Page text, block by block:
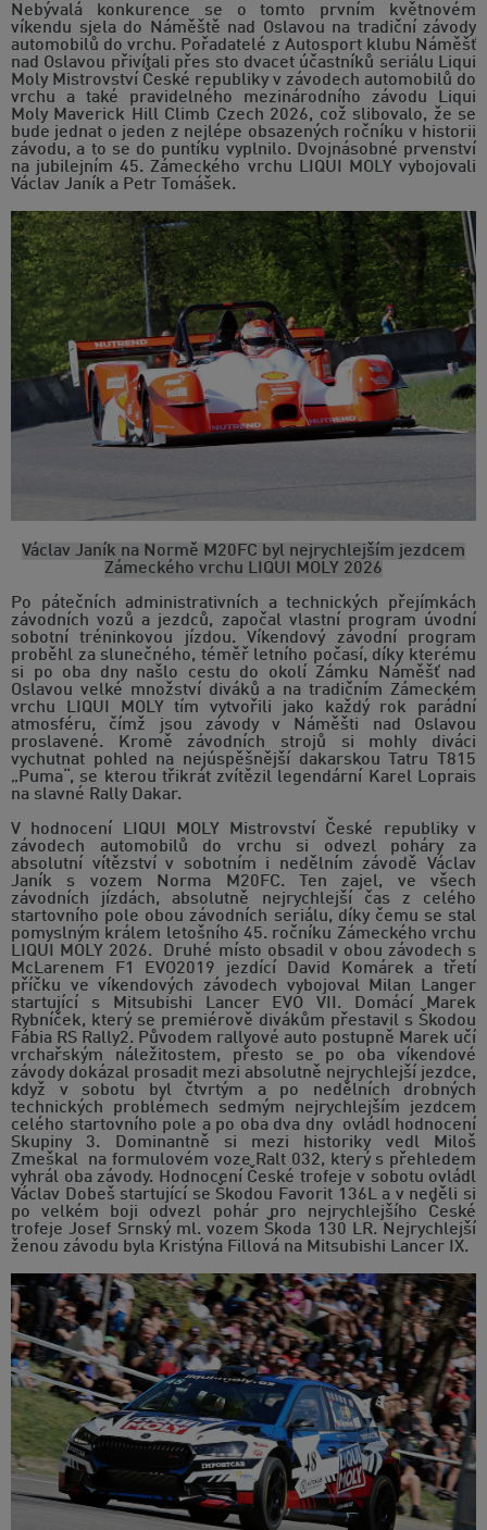
Nebývalá konkurence se o tomto prvním květnovém
víkendu sjela do Náměště nad Oslavou na tradiční závody
automobilů do vrchu. Pořadatelé z Autosport klubu Náměšť
nad Oslavou přivítali přes sto dvacet účastníků seriálu Liqui
Moly Mistrovství České republiky v závodech automobilů do
vrchu a také pravidelného mezinárodního závodu Liqui
Moly Maverick Hill Climb Czech 2026, což slibovalo, že se
bude jednat o jeden z nejlépe obsazených ročníku v historii
závodu, a to se do puntíku vyplnilo. Dvojnásobné prvenství
na jubilejním 45. Zámeckého vrchu LIQUI MOLY vybojovali
Václav Janík a Petr Tomášek.
Václav Janík na Normě M20FC byl nejrychlejším jezdcem
Zámeckého vrchu LIQUI MOLY 2026
Po pátečních administrativních a technických přejímkách
závodních vozů a jezdců, započal vlastní program úvodní
sobotní tréninkovou jízdou. Víkendový závodní program
proběhl za slunečného, téměř letního počasí, díky kterému
si po oba dny našlo cestu do okolí Zámku Náměšť nad
Oslavou velké množství diváků a na tradičním Zámeckém
vrchu LIQUI MOLY tím vytvořili jako každý rok parádní
atmosféru, čímž jsou závody v Náměšti nad Oslavou
proslavené. Kromě závodních strojů si mohly diváci
vychutnat pohled na nejúspěšnější dakarskou Tatru T815
„Puma“, se kterou třikrát zvítězil legendární Karel Loprais
na slavné Rally Dakar.
V hodnocení LIQUI MOLY Mistrovství České republiky v
závodech automobilů do vrchu si odvezl poháry za
absolutní vítězství v sobotním i nedělním závodě Václav
Janík s vozem Norma M20FC. Ten zajel, ve všech
závodních jízdách, absolutně nejrychlejší čas z celého
startovního pole obou závodních seriálu, díky čemu se stal
pomyslným králem letošního 45. ročníku Zámeckého vrchu
LIQUI MOLY 2026. Druhé místo obsadil v obou závodech s
McLarenem F1 EVO2019 jezdící David Komárek a třetí
příčku ve víkendových závodech vybojoval Milan Langer
startující s Mitsubishi Lancer EVO VII. Domácí Marek
Rybníček, který se premiérově divákům přestavil s Škodou
Fábia RS Rally2. Původem rallyové auto postupně Marek učí
vrchařským náležitostem, přesto se po oba víkendové
závody dokázal prosadit mezi absolutně nejrychlejší jezdce,
když v sobotu byl čtvrtým a po nedělních drobných
technických problémech sedmým nejrychlejším jezdcem
celého startovního pole a po oba dva dny ovládl hodnocení
Skupiny 3. Dominantně si mezi historiky vedl Miloš
Zmeškal na formulovém voze Ralt 032, který s přehledem
vyhrál oba závody. Hodnocení České trofeje v sobotu ovládl
Václav Dobeš startující se Škodou Favorit 136L a v neděli si
po velkém boji odvezl pohár pro nejrychlejšího České
trofeje Josef Srnský ml. vozem Škoda 130 LR. Nejrychlejší
ženou závodu byla Kristýna Fillová na Mitsubishi Lancer IX.